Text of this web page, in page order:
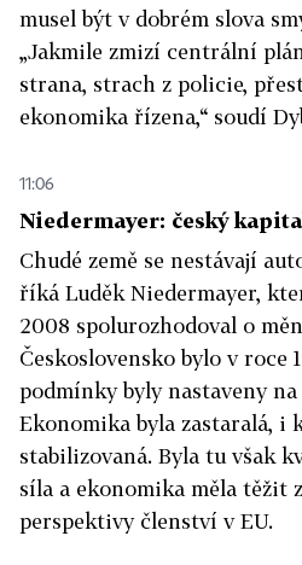
musel být v dobrém slova
„Jakmile zmizí centrální
strana, strach z policie,
ekonomika řízena,“ soudí
11:06
Niedermayer: český
Chudé země se nestávají
říká Luděk Niedermayer,
2008 spolurozhodoval o
Československo bylo v roce
podmínky byly nastaveny
Ekonomika byla zastaralá, i
stabilizovaná. Byla tu však
síla a ekonomika měla těžit
perspektivy členství v EU.